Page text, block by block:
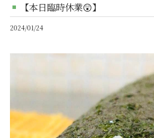
【本日臨時休業😲】
2024/01/24